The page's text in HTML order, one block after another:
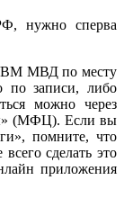
нужно сперва
МВД по месту
по записи, либо
можно через
(МФЦ). Если вы
помните, что
сделать это
приложения